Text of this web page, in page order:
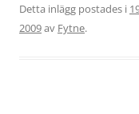
Detta inlägg postades i
2009av Fytne.